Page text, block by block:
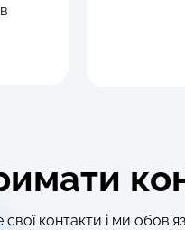
контакти і ми